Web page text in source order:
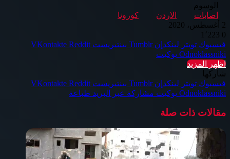
الوسوم
اصابات
الاردن
كورونا
2 أغسطس، 2020
0
فيسبوك تويتر لينكدإن بينتيريست
Odnoklassniki بوكيت
اظهر المزيد
شاركها
فيسبوك تويتر لينكدإن بينتيريست
Odnoklassniki بوكيت مشاركة عبر البريد طباعة
مقالات ذات صلة